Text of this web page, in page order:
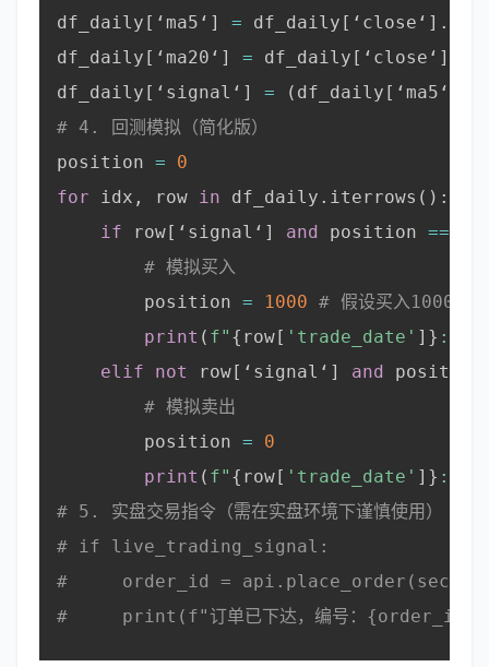
df_daily [ ‘ma5‘ ] = df_daily [ ‘close‘ ] .
df_daily [ ‘ma20‘ ] = df_daily [ ‘close‘ ]
df_daily [ ‘signal‘ ] = ( df_daily [ ‘ma5‘
# 4. 回测模拟（简化版）
position =
0
for idx , row in df_daily . iterrows ( ) :
if row [ ‘signal‘ ] and position ==
# 模拟买入
        position
= 1000 # 假设买入1000股
print ( f" { row [ 'trade_date' ] } : 买
elif
not row [ ‘signal‘ ] and
# 模拟卖出
        position
=
0
print ( f" { row [ 'trade_date' ] } : 卖
# 5. 实盘交易指令（需在实盘环境下谨慎使用）
# if live_trading_signal:
#     order_id =
#     print(f"订单已下达，编号：